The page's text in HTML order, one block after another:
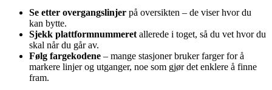
Se etter overgangslinjer på oversikten – de viser hvor du
kan bytte.
Sjekk plattformnummeret allerede i toget, så du vet hvor du
skal når du går av.
Følg fargekodene – mange stasjoner bruker farger for å
markere linjer og utganger, noe som gjør det enklere å finne
fram.